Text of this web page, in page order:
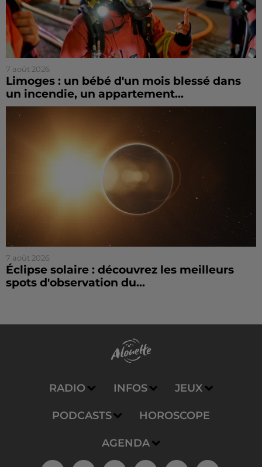
7 août 2026
Limoges : un bébé d'un mois blessé dans
un incendie, un appartement...
7 août 2026
Éclipse solaire : découvrez les meilleurs
spots d'observation du...
RADIO INFOS JEUX
PODCASTS HOROSCOPE
AGENDA